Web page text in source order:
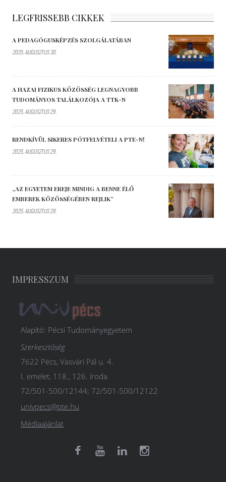
LEGFRISSEBB CIKKEK
A PEDAGÓGUSKÉPZÉS SZOLGÁLATÁBAN
2025. AUGUSZTUS 30.
A HAZAI FIZIKUS KÖZÖSSÉG LEGNAGYOBB
TUDOMÁNYOS TALÁLKOZÓJA A TTK-N
2025. AUGUSZTUS 29.
RENDKÍVÜL SIKERES PÓTFELVÉTELI A PTE-N!
2025. AUGUSZTUS 29.
„AZ EGYETEM EREJE MINDIG A BENNE ÉLŐ
EMBEREK KÖZÖSSÉGÉBEN REJLIK”
2025. AUGUSZTUS 29.
IMPRESSZUM
Alapító: Pécsi Tudományegyetem
Szerkesztőség
7622 Pécs, Vasvári Pál u. 4.
I. emelet, 118., 126. iroda
72/501-500/12144; 72/501-500/12122
univpecs@pte.hu
Médiaajánlat